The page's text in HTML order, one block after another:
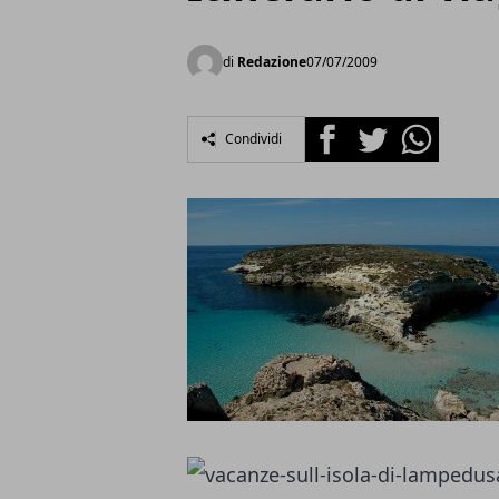
di Redazione07/07/2009
Condividi FacebookTwitterWhatsapp